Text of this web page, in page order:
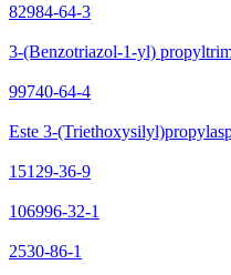
82984-64-3
3-(Benzotriazol-1-yl)
99740-64-4
Este 3-
15129-36-9
106996-32-1
2530-86-1